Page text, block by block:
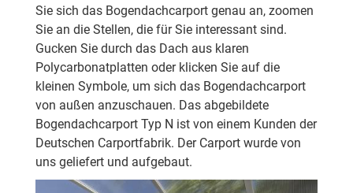
Sie sich das Bogendachcarport genau an, zoomen
Sie an die Stellen, die für Sie interessant sind.
Gucken Sie durch das Dach aus klaren
Polycarbonatplatten oder klicken Sie auf die
kleinen Symbole, um sich das Bogendachcarport
von außen anzuschauen. Das abgebildete
Bogendachcarport Typ N ist von einem Kunden der
Deutschen Carportfabrik. Der Carport wurde von
uns geliefert und aufgebaut.